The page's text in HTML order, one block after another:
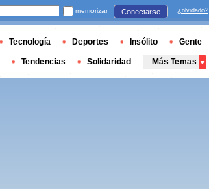
memorizar Conectarse ¿olvidado?
Tecnología Deportes Insólito Gente
Tendencias Solidaridad Más Temas